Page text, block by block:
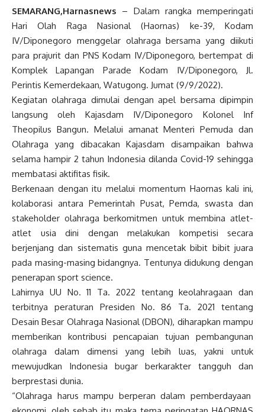
SEMARANG,Harnasnews – Dalam rangka memperingati
Hari Olah Raga Nasional (Haornas) ke-39, Kodam
IV/Diponegoro menggelar olahraga bersama yang diikuti
para prajurit dan PNS Kodam IV/Diponegoro, bertempat di
Komplek Lapangan Parade Kodam IV/Diponegoro, Jl.
Perintis Kemerdekaan, Watugong. Jumat (9/9/2022).
Kegiatan olahraga dimulai dengan apel bersama dipimpin
langsung oleh Kajasdam IV/Diponegoro Kolonel Inf
Theopilus Bangun. Melalui amanat Menteri Pemuda dan
Olahraga yang dibacakan Kajasdam disampaikan bahwa
selama hampir 2 tahun Indonesia dilanda Covid-19 sehingga
membatasi aktifitas fisik.
Berkenaan dengan itu melalui momentum Haornas kali ini,
kolaborasi antara Pemerintah Pusat, Pemda, swasta dan
stakeholder olahraga berkomitmen untuk membina atlet-
atlet usia dini dengan melakukan kompetisi secara
berjenjang dan sistematis guna mencetak bibit bibit juara
pada masing-masing bidangnya. Tentunya didukung dengan
penerapan sport science.
Lahirnya UU No. 11 Ta. 2022 tentang keolahragaan dan
terbitnya peraturan Presiden No. 86 Ta. 2021 tentang
Desain Besar Olahraga Nasional (DBON), diharapkan mampu
memberikan kontribusi pencapaian tujuan pembangunan
olahraga dalam dimensi yang lebih luas, yakni untuk
mewujudkan Indonesia bugar berkarakter tangguh dan
berprestasi dunia.
“Olahraga harus mampu berperan dalam pemberdayaan